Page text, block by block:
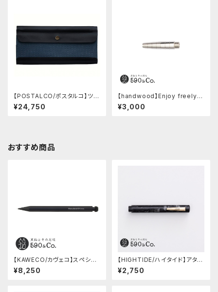
【POSTALCO/ポスタルコ】ツー
ルボックス (Navy Blue)
¥24,750
【handwood】Enjoy freely
前軸 (ステンレス)
¥3,000
おすすめ商品
【KAWECO/カヴェコ】スペシャ
ルペンシル(0.5mm)
¥8,250
【HIGHTIDE/ハイタイド】アタシ
ェ マーブル万年筆 (ブラック)
¥2,750